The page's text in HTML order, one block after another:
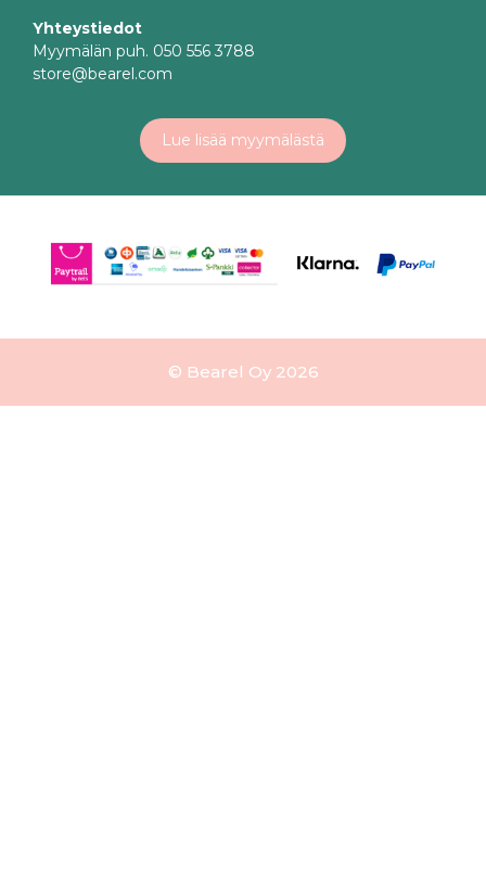
Yhteystiedot
Myymälän puh. 050 556 3788
store@bearel.com
Lue lisää myymälästä
© Bearel Oy 2026